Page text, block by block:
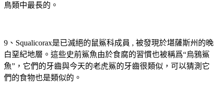
鳥類中最長的。
9、Squalicorax是已滅絕的鼠鯊科成員 , 被發現於堪薩斯州的晚
白堊紀地層。這些史前鯊魚由於食腐的習慣也被稱爲“烏鴉鯊
魚”，它們的牙齒與今天的老虎鯊的牙齒很類似，可以猜測它
們的食物也是類似的。